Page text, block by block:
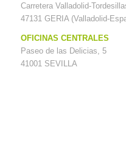
Carretera Valladolid-
47131 GERIA (Valladolid-
OFICINAS CENTRALES
Paseo de las Delicias, 5
41001 SEVILLA